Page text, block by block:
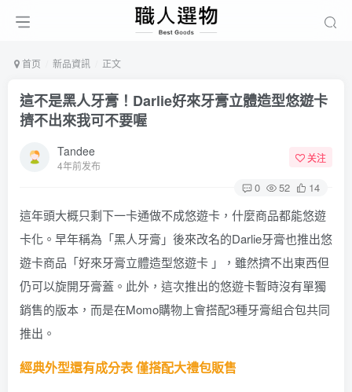
首页 新品資訊 正文
這不是黑人牙膏！Darlie好來牙膏立體造型悠遊卡
擠不出來我可不要喔
Tandee
4年前发布
关注
0 52 14
這年頭大概只剩下一卡通做不成悠遊卡，什麼商品都能悠遊
卡化。早年稱為「黑人牙膏」後來改名的Darlie牙膏也推出悠
遊卡商品「好來牙膏立體造型悠遊卡 」，雖然擠不出東西但
仍可以旋開牙膏蓋。此外，這次推出的悠遊卡暫時沒有單獨
銷售的版本，而是在Momo購物上會搭配3種牙膏組合包共同
推出。
經典外型還有成分表 僅搭配大禮包販售